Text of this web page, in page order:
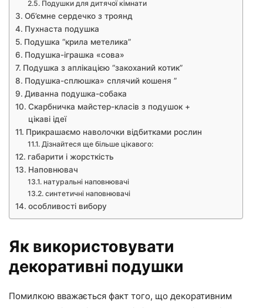
Подушки для дитячої кімнати
Об’ємне сердечко з троянд
Пухнаста подушка
Подушка “крила метелика”
Подушка-іграшка «сова»
Подушка з аплікацією “закоханий котик”
Подушка-сплюшка» сплячий кошеня ”
Диванна подушка-собака
Скарбничка майстер-класів з подушок +
цікаві ідеї
Прикрашаємо наволочки відбитками рослин
Дізнайтеся ще більше цікавого:
габарити і жорсткість
Наповнювач
натуральні наповнювачі
синтетичні наповнювачі
особливості вибору
Як використовувати
декоративні подушки
Помилкою вважається факт того, що декоративним